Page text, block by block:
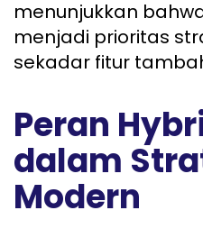
menunjukkan
menjadi prioritas
sekadar fitur
Peran
dalam
Modern